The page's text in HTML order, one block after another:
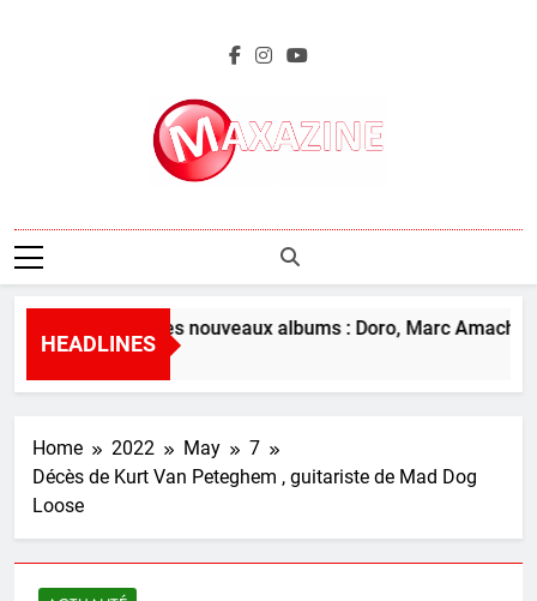
Maxazine.fr
HEADLINES
L’aperçu des nouveaux albums : Doro, Marc Amacher
17 Hours Ago
Home 2022 May
7
Décès de Kurt Van Peteghem , guitariste de Mad Dog
Loose